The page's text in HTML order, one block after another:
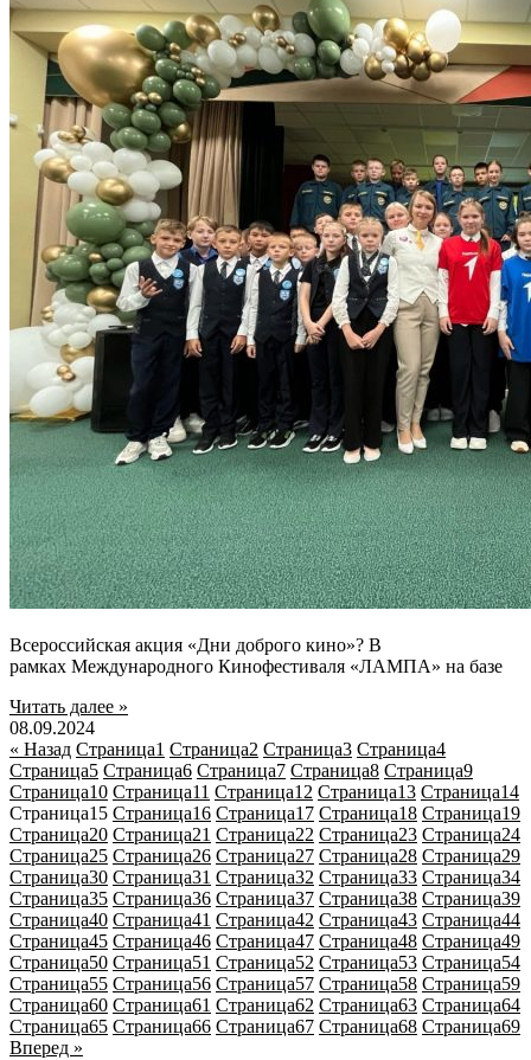
Всероссийская акция «Дни доброго кино»? В
рамках Международного Кинофестиваля «ЛАМПА» на базе
Читать далее »
08.09.2024
« Назад Страница1 Страница2 Страница3 Страница4
Страница5 Страница6 Страница7 Страница8 Страница9
Страница10 Страница11 Страница12 Страница13 Страница14
Страница15 Страница16 Страница17 Страница18 Страница19
Страница20 Страница21 Страница22 Страница23 Страница24
Страница25 Страница26 Страница27 Страница28 Страница29
Страница30 Страница31 Страница32 Страница33 Страница34
Страница35 Страница36 Страница37 Страница38 Страница39
Страница40 Страница41 Страница42 Страница43 Страница44
Страница45 Страница46 Страница47 Страница48 Страница49
Страница50 Страница51 Страница52 Страница53 Страница54
Страница55 Страница56 Страница57 Страница58 Страница59
Страница60 Страница61 Страница62 Страница63 Страница64
Страница65 Страница66 Страница67 Страница68 Страница69
Вперед »